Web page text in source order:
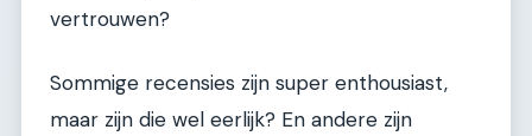
vertrouwen?
Sommige recensies zijn super enthousiast,
maar zijn die wel eerlijk? En andere zijn